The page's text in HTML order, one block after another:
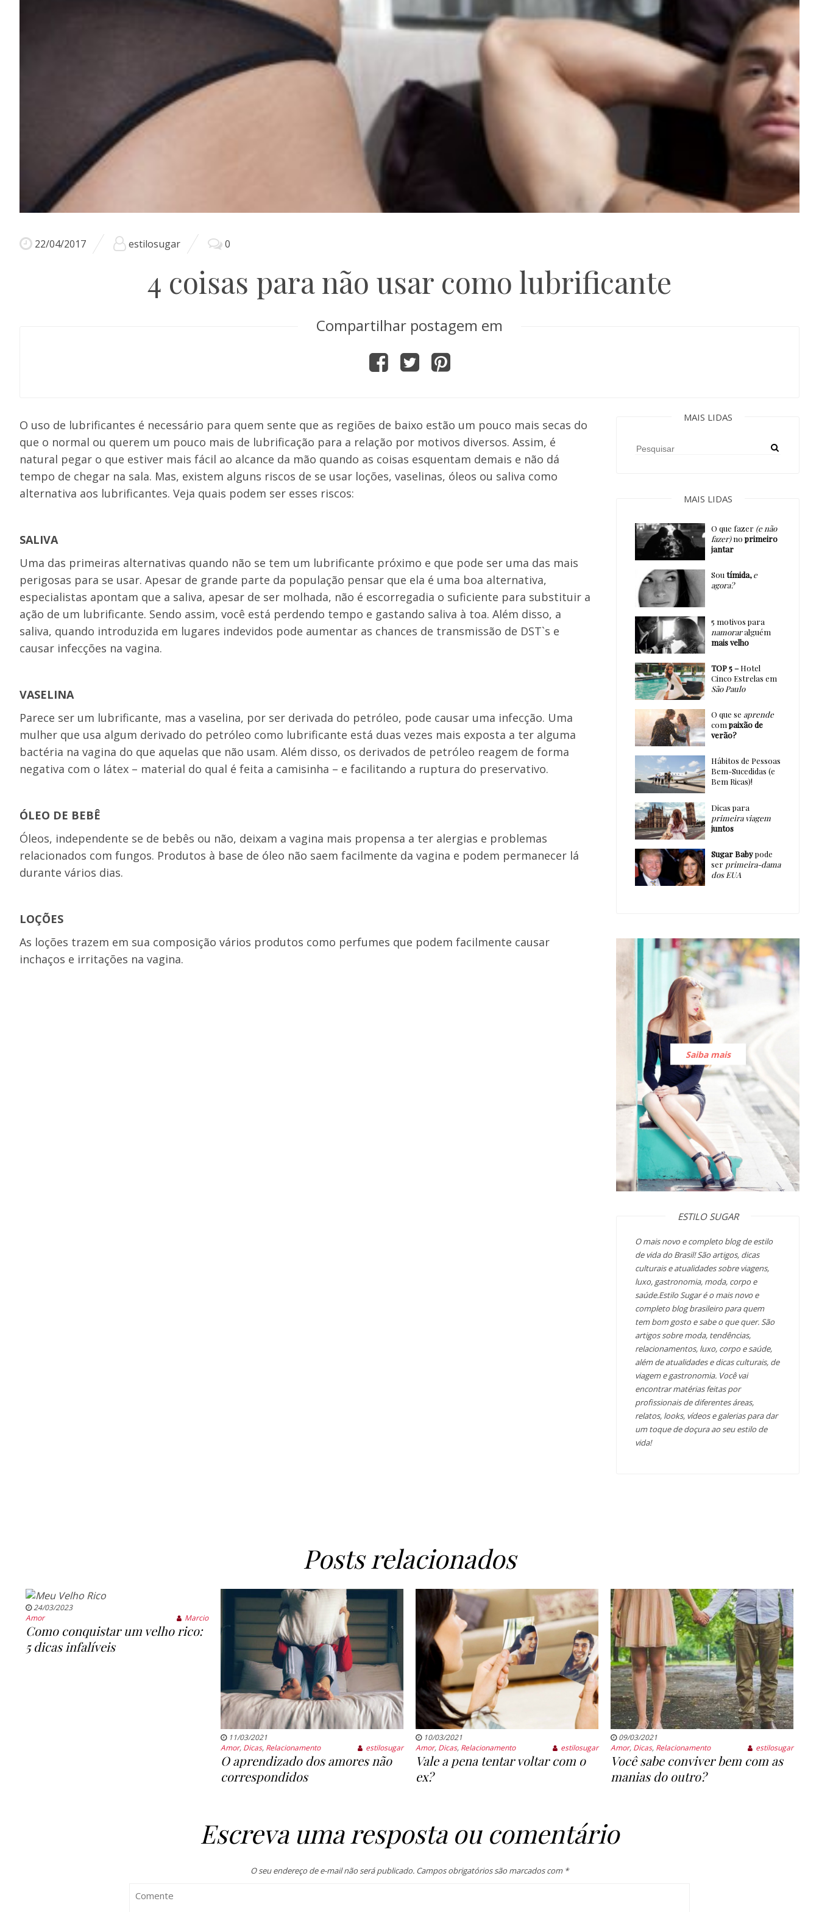
22/04/2017 estilosugar 0
4 coisas para não usar como lubrificante
Compartilhar postagem em
O uso de lubrificantes é necessário para quem sente que as regiões de baixo estão um pouco mais secas do
que o normal ou querem um pouco mais de lubrificação para a relação por motivos diversos. Assim, é
natural pegar o que estiver mais fácil ao alcance da mão quando as coisas esquentam demais e não dá
tempo de chegar na sala. Mas, existem alguns riscos de se usar loções, vaselinas, óleos ou saliva como
alternativa aos lubrificantes. Veja quais podem ser esses riscos:
SALIVA
Uma das primeiras alternativas quando não se tem um lubrificante próximo e que pode ser uma das mais
perigosas para se usar. Apesar de grande parte da população pensar que ela é uma boa alternativa,
especialistas apontam que a saliva, apesar de ser molhada, não é escorregadia o suficiente para substituir a
ação de um lubrificante. Sendo assim, você está perdendo tempo e gastando saliva à toa. Além disso, a
saliva, quando introduzida em lugares indevidos pode aumentar as chances de transmissão de DST`s e
causar infecções na vagina.
VASELINA
Parece ser um lubrificante, mas a vaselina, por ser derivada do petróleo, pode causar uma infecção. Uma
mulher que usa algum derivado do petróleo como lubrificante está duas vezes mais exposta a ter alguma
bactéria na vagina do que aquelas que não usam. Além disso, os derivados de petróleo reagem de forma
negativa com o látex – material do qual é feita a camisinha – e facilitando a ruptura do preservativo.
ÓLEO DE BEBÊ
Óleos, independente se de bebês ou não, deixam a vagina mais propensa a ter alergias e problemas
relacionados com fungos. Produtos à base de óleo não saem facilmente da vagina e podem permanecer lá
durante vários dias.
LOÇÕES
As loções trazem em sua composição vários produtos como perfumes que podem facilmente causar
inchaços e irritações na vagina.
MAIS LIDAS
MAIS LIDAS
O que fazer (e não
fazer)noprimeiro
jantar
Sou tímida, e
agora?
5 motivos para
namoraralguém
mais velho
TOP 5 –Hotel
Cinco Estrelas em
São Paulo
O que se aprende
compaixão de
verão?
Hábitos de Pessoas
Bem-Sucedidas (e
Bem Ricas)!
Dicas para
primeira viagem
juntos
Sugar Babypode
ser primeira-dama
dos EUA
Saiba mais
ESTILO SUGAR
O mais novo e completo blog de estilo
de vida do Brasil! São artigos, dicas
culturais e atualidades sobre viagens,
luxo, gastronomia, moda, corpo e
saúde.Estilo Sugar é o mais novo e
completo blog brasileiro para quem
tem bom gosto e sabe o que quer. São
artigos sobre moda, tendências,
relacionamentos, luxo, corpo e saúde,
além de atualidades e dicas culturais, de
viagem e gastronomia. Você vai
encontrar matérias feitas por
profissionais de diferentes áreas,
relatos, looks, vídeos e galerias para dar
um toque de doçura ao seu estilo de
vida!
Posts relacionados
24/03/2023
Amor
Marcio
Como conquistar um velho rico:
5 dicas infalíveis
11/03/2021
Amor, Dicas, Relacionamento estilosugar
O aprendizado dos amores não
correspondidos
10/03/2021
Amor, Dicas, Relacionamento estilosugar
Vale a pena tentar voltar com o
ex?
09/03/2021
Amor, Dicas, Relacionamento estilosugar
Você sabe conviver bem com as
manias do outro?
Escreva uma resposta ou comentário
O seu endereço de e-mail não será publicado. Campos obrigatórios são marcados com *